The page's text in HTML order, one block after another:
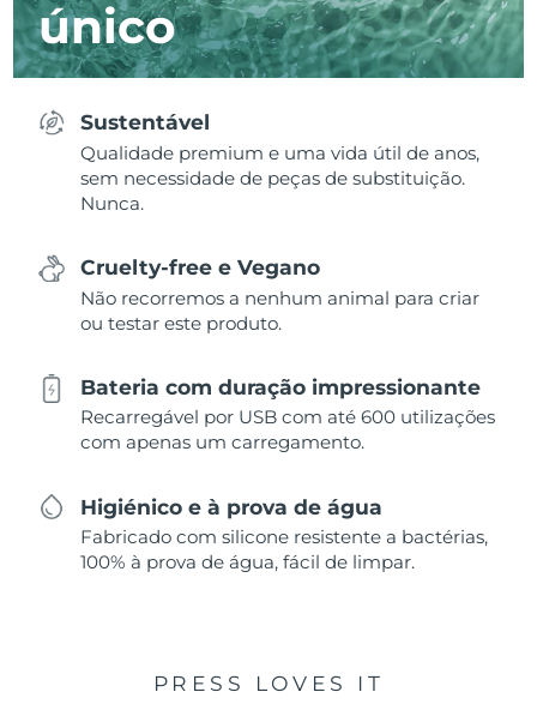
único
Sustentável
Qualidade premium e uma vida útil de anos,
sem necessidade de peças de substituição.
Nunca.
Cruelty-free e Vegano
Não recorremos a nenhum animal para criar
ou testar este produto.
Bateria com duração impressionante
Recarregável por USB com até 600 utilizações
com apenas um carregamento.
Higiénico e à prova de água
Fabricado com silicone resistente a bactérias,
100% à prova de água, fácil de limpar.
PRESS LOVES IT